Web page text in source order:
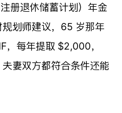
册退休储蓄计划）年金
划师建议，65 岁那年
，每年提取 $2,000，
妻双方都符合条件还能